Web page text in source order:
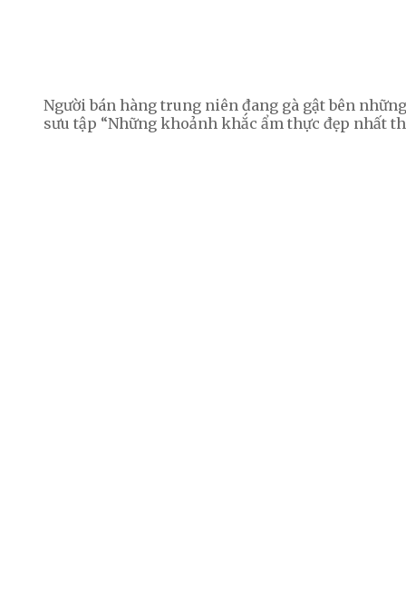
Người bán hàng trung niên đang gà gật bên
sưu tập “Những khoảnh khắc ẩm thực đẹp nhất